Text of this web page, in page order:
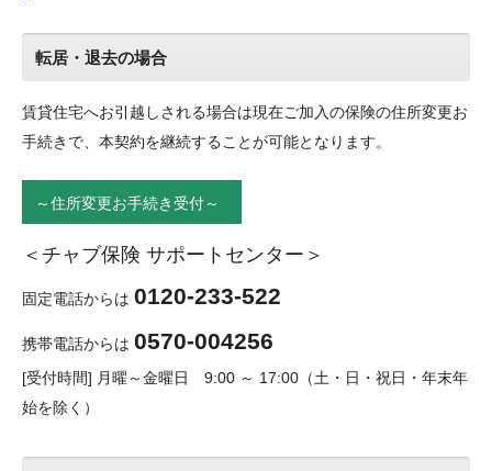
転居・退去の場合
賃貸住宅へお引越しされる場合は現在ご加入の保険の住所変更お
手続きで、本契約を継続することが可能となります。
～住所変更お手続き受付～
＜チャブ保険 サポートセンター＞
固定電話からは 0120-233-522
携帯電話からは 0570-004256
[受付時間] 月曜～金曜日 9:00 ～ 17:00（土・日・祝日・年末年
始を除く）